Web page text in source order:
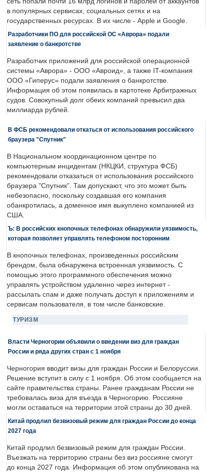
в популярных сервисах, социальных сетях и на
государственных ресурсах. В их числе - Apple и Google.
Разработчики ПО для российской ОС «Аврора» подали
заявление о банкротстве
Разработчик приложений для российской операционной
системы «Аврора» - ООО «Авроид», а также IT-компания
ООО «Гиперус» подали заявления о банкротстве.
Информация об этом появилась в картотеке Арбитражных
судов. Совокупный долг обеих компаний превысил два
миллиарда рублей.
В ФСБ рекомендовали откаться от использования российского
браузера "Спутник"
В Национальном координационном центре по
компьютерным инцидентам (НКЦКИ, структура ФСБ)
рекомендовали отказаться от использования российского
браузера "Спутник". Там допускают, что это может быть
небезопасно, поскольку создавшая его компания
обанкротилась, а доменное имя выкуплено компанией из
США.
Ъ: В российских кнопочных телефонах обнаружили уязвимость,
которая позволяет управлять телефоном посторонним
В кнопочных телефонах, произведенных российским
брендом, была обнаружена встроенная уязвимость. С
помощью этого программного обеспечения можно
управлять устройством удаленно через интернет -
рассылать спам и даже получать доступ к приложениям и
сервисам пользователя, в том числе банковские.
ТУРИЗМ
Власти Черногории объявили о введении виз для граждан
России и ряда других стран с 1 ноября
Черногория вводит визы для граждан России и Белоруссии.
Решение вступит в силу с 1 ноября. Об этом сообщается на
сайте правительства страны. Ранее гражданам России не
требовалась виза для въезда в Черногорию. Россияне
могли оставаться на территории этой страны до 30 дней.
Китай продлил безвизовый режим для граждан России до конца
2027 года
Китай продлил безвизовый режим для граждан России.
Въезжать на территорию страны без виз россияне смогут
до конца 2027 года. Информация об этом опубликована на